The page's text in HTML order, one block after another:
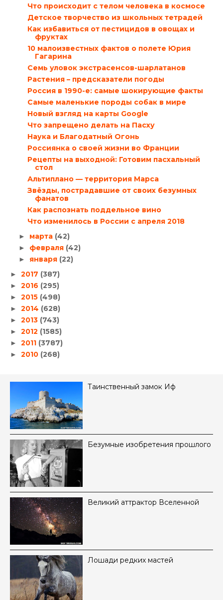
Что происходит с телом человека в космосе
Детское творчество из школьных тетрадей
Как избавиться от пестицидов в овощах и
фруктах
10 малоизвестных фактов о полете Юрия
Гагарина
Семь уловок экстрасенсов-шарлатанов
Растения – предсказатели погоды
Россия в 1990-е: самые шокирующие факты
Самые маленькие породы собак в мире
Новый взгляд на карты Google
Что запрещено делать на Пасху
Наука и Благодатный Огонь
Россиянка о своей жизни во Франции
Рецепты на выходной: Готовим пасхальный
стол
Альтиплано — территория Марса
Звёзды, пострадавшие от своих безумных
фанатов
Как распознать поддельное вино
Что изменилось в России с апреля 2018
► марта (42)
► февраля (42)
► января (22)
► 2017 (387)
► 2016 (295)
► 2015 (498)
► 2014 (628)
► 2013 (743)
► 2012 (1585)
► 2011 (3787)
► 2010 (268)
Таинственный замок Иф
Безумные изобретения прошлого
Великий аттрактор Вселенной
Лошади редких мастей